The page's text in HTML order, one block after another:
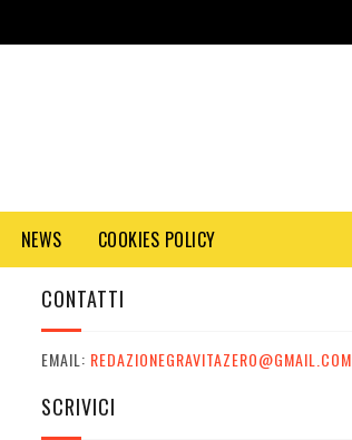
NEWS COOKIES POLICY
CONTATTI
EMAIL: REDAZIONEGRAVITAZERO@GMAIL.COM
SCRIVICI